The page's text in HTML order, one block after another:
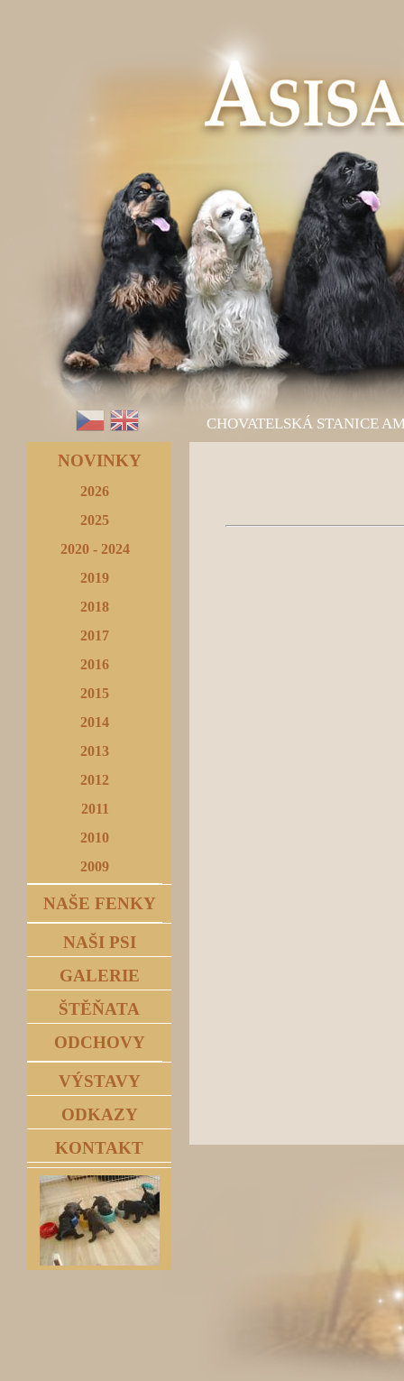
CHOVATELSKÁ STANICE
NOVINKY
2026
2025
2020 - 2024
2019
2018
2017
2016
2015
2014
2013
2012
2011
2010
2009
NAŠE FENKY
NAŠI PSI
GALERIE
ŠTĚŇATA
ODCHOVY
VÝSTAVY
ODKAZY
KONTAKT